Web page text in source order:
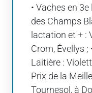
• Vaches en
des Champs
lactation et + :
Crom, Évellys ;
Laitière :
Prix de la
Tournesol, à